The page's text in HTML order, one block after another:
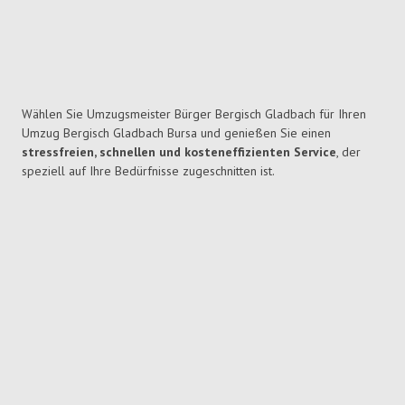
Wählen Sie Umzugsmeister Bürger Bergisch Gladbach für Ihren
Umzug Bergisch Gladbach Bursa und genießen Sie einen
stressfreien, schnellen und kosteneffizienten Service, der
speziell auf Ihre Bedürfnisse zugeschnitten ist.